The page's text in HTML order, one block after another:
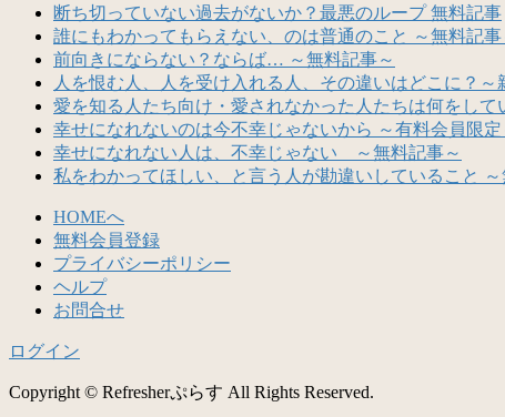
断ち切っていない過去がないか？最悪のループ 無料記事
誰にもわかってもらえない、のは普通のこと ～無料記事
前向きにならない？ならば… ～無料記事～
人を恨む人、人を受け入れる人、その違いはどこに？
愛を知る人たち向け・愛されなかった人たちは何をして
幸せになれないのは今不幸じゃないから ～有料会員限定
幸せになれない人は、不幸じゃない ～無料記事～
私をわかってほしい、と言う人が勘違いしていること ～
HOMEへ
無料会員登録
プライバシーポリシー
ヘルプ
お問合せ
ログイン
Copyright © Refresherぷらす All Rights Reserved.